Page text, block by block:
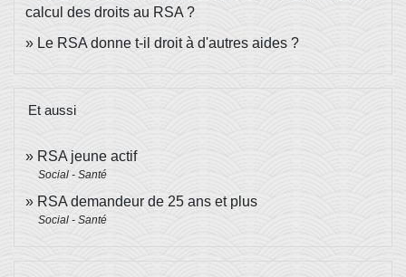
calcul des droits au RSA ?
Le RSA donne t-il droit à d'autres aides ?
Et aussi
RSA jeune actif
Social - Santé
RSA demandeur de 25 ans et plus
Social - Santé